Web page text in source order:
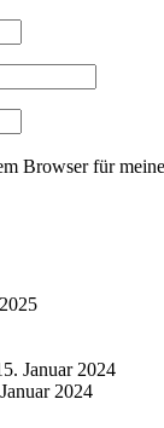
Browser für
Januar 2024
2024